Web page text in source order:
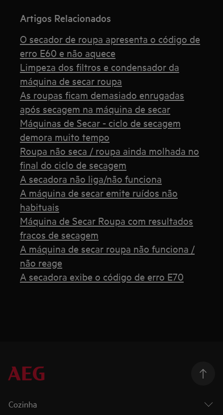
Artigos Relacionados
O secador de roupa apresenta o código de
erro E60 e não aquece
Limpeza dos filtros e condensador da
máquina de secar roupa
As roupas ficam demasiado enrugadas
após secagem na máquina de secar
Máquinas de Secar - ciclo de secagem
demora muito tempo
Roupa não seca / roupa ainda molhada no
final do ciclo de secagem
A secadora não liga/não funciona
A máquina de secar emite ruídos não
habituais
Máquina de Secar Roupa com resultados
fracos de secagem
A máquina de secar roupa não funciona /
não reage
A secadora exibe o código de erro E70
Cozinha